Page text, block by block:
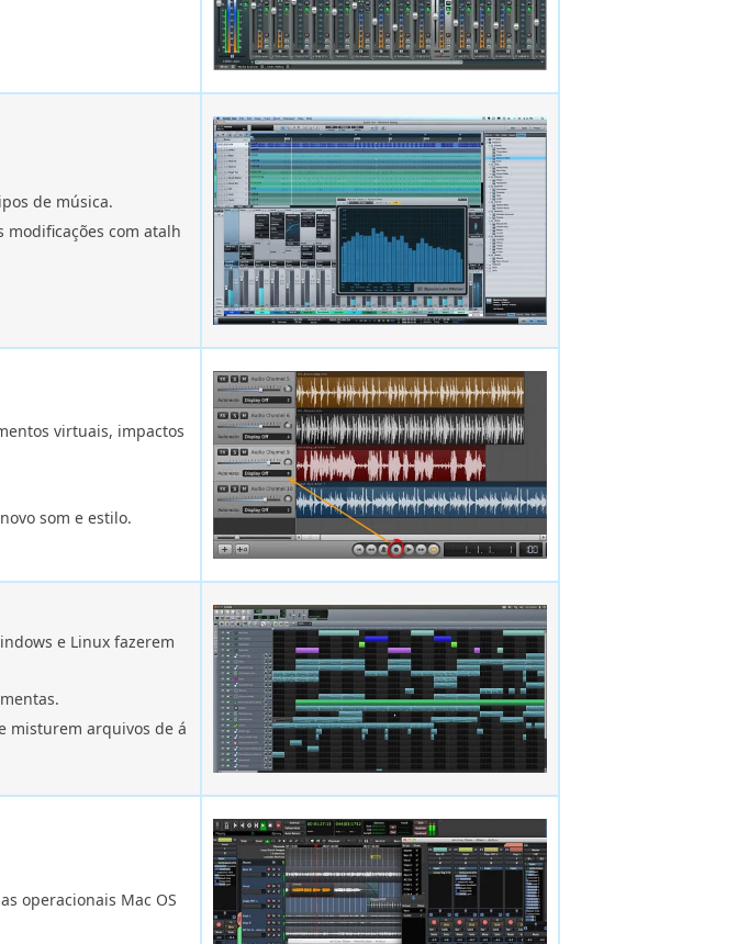
de música.
com atalh
virtuais, impactos
som e estilo.
e Linux fazerem
misturem arquivos de á
operacionais Mac OS